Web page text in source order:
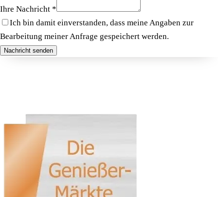
Ihre Nachricht *
Ich bin damit einverstanden, dass meine Angaben zur
Bearbeitung meiner Anfrage gespeichert werden.
Nachricht senden